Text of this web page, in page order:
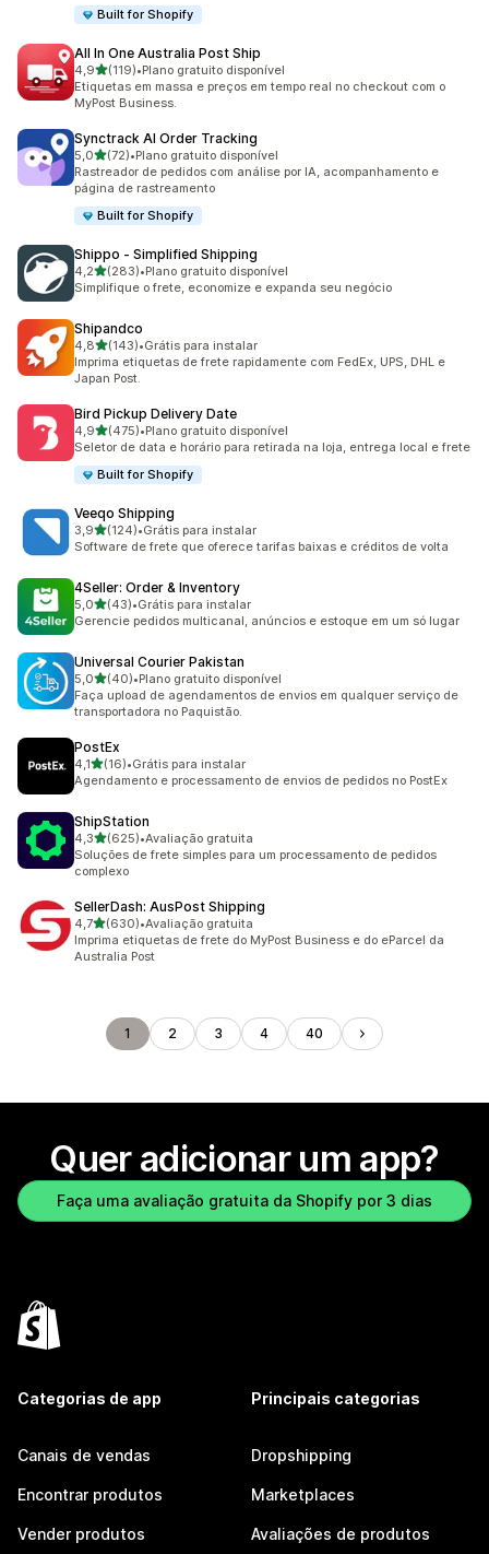
Built for Shopify
All In One Australia Post Ship
4,9de 5 estrelas
(119)
119 avaliações ao todo
•Plano gratuito disponível
Etiquetas em massa e preços em tempo real no checkout com o
MyPost Business.
Synctrack AI Order Tracking
5,0de 5 estrelas
(72)
72 avaliações ao todo
•Plano gratuito disponível
Rastreador de pedidos com análise por IA, acompanhamento e
página de rastreamento
Built for Shopify
Shippo ‑ Simplified Shipping
4,2de 5 estrelas
(283)
283 avaliações ao todo
•Plano gratuito disponível
Simplifique o frete, economize e expanda seu negócio
Shipandco
4,8de 5 estrelas
(143)
143 avaliações ao todo
•Grátis para instalar
Imprima etiquetas de frete rapidamente com FedEx, UPS, DHL e
Japan Post.
Bird Pickup Delivery Date
4,9de 5 estrelas
(475)
475 avaliações ao todo
•Plano gratuito disponível
Seletor de data e horário para retirada na loja, entrega local e frete
Built for Shopify
Veeqo Shipping
3,9de 5 estrelas
(124)
124 avaliações ao todo
•Grátis para instalar
Software de frete que oferece tarifas baixas e créditos de volta
4Seller: Order & Inventory
5,0de 5 estrelas
(43)
43 avaliações ao todo
•Grátis para instalar
Gerencie pedidos multicanal, anúncios e estoque em um só lugar
Universal Courier Pakistan
5,0de 5 estrelas
(40)
40 avaliações ao todo
•Plano gratuito disponível
Faça upload de agendamentos de envios em qualquer serviço de
transportadora no Paquistão.
PostEx
4,1de 5 estrelas
(16)
16 avaliações ao todo
•Grátis para instalar
Agendamento e processamento de envios de pedidos no PostEx
ShipStation
4,3de 5 estrelas
(625)
625 avaliações ao todo
•Avaliação gratuita
Soluções de frete simples para um processamento de pedidos
complexo
SellerDash: AusPost Shipping
4,7de 5 estrelas
(630)
630 avaliações ao todo
•Avaliação gratuita
Imprima etiquetas de frete do MyPost Business e do eParcel da
Australia Post
1 2 3 4 40
Quer adicionar um app?
Faça uma avaliação gratuita da Shopify por 3 dias
Categorias de app
Canais de vendas
Encontrar produtos
Vender produtos
Principais categorias
Dropshipping
Marketplaces
Avaliações de produtos